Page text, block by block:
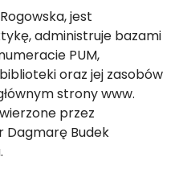
jest
administruje bazami
PUM,
oraz jej zasobów
strony www.
przez
Dagmarę Budek